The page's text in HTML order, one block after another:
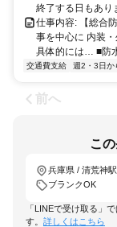
終了する日もあ
仕事内容: 【総合
事を中心に 内装
具体的には… ■防
交通費支給 週2・3日か
前へ
こ
兵庫県 / 清荒神駅
ブランクOK
「LINEで受け取る」
す。 詳しくはこちら